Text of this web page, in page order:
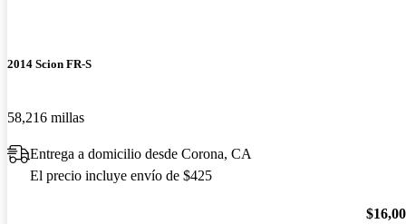
2014 Scion FR-S
58,216 millas
Entrega a domicilio desde Corona, CA
El precio incluye envío de $425